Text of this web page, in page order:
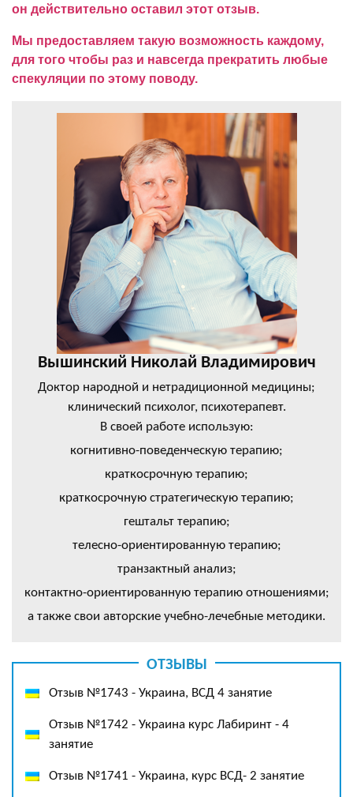
он действительно оставил этот отзыв.
Мы предоставляем такую возможность каждому,
для того чтобы раз и навсегда прекратить любые
спекуляции по этому поводу.
Вышинский Николай Владимирович
Доктор народной и нетрадиционной медицины;
клинический психолог, психотерапевт.
В своей работе использую:
когнитивно-поведенческую терапию;
краткосрочную терапию;
краткосрочную стратегическую терапию;
гештальт терапию;
телесно-ориентированную терапию;
транзактный анализ;
контактно-ориентированную терапию отношениями;
а также свои авторские учебно-лечебные методики.
ОТЗЫВЫ
Отзыв №1743 - Украина, ВСД 4 занятие
Отзыв №1742 - Украина курс Лабиринт - 4
занятие
Отзыв №1741 - Украина, курс ВСД- 2 занятие